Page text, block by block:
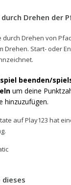
Drehen der
durch Drehen von
Drehen. Start- oder
spiel beenden/
um deine
hinzuzufügen.
auf Play123 hat
dieses